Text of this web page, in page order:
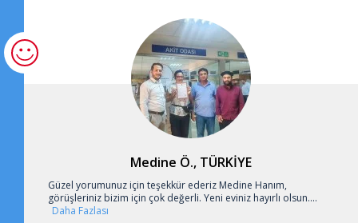
Medine Ö., TÜRKİYE
Güzel yorumunuz için teşekkür ederiz Medine Hanım,
görüşleriniz bizim için çok değerli. Yeni eviniz hayırlı olsun....
Daha Fazlası